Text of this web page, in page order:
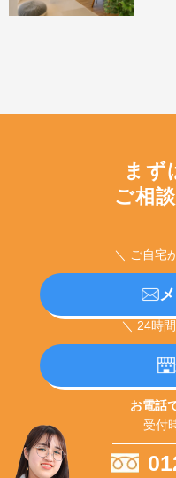
まず
ご相
＼ ご自宅
＼ 24時
お電話
受付